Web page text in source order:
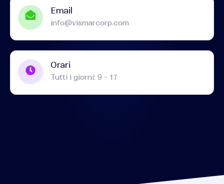
Email
info@vismarcorp.com
Orari
Tutti i giorni: 9 - 17